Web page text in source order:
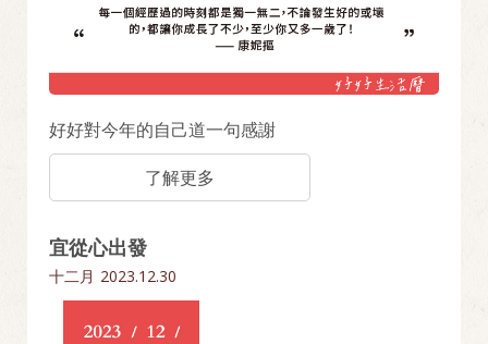
好好對今年的自己道一句感謝
了解更多
宜從心出發
十二月 2023.12.30